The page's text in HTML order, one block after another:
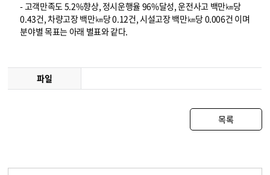
- 고객만족도 5.2%향상, 정시운행율 96%달성, 운전사고 백만㎞당
0.43건, 차량고장 백만㎞당 0.12건, 시설고장 백만㎞당 0.006건 이며
분야별 목표는 아래 별표와 같다.
파일
목록